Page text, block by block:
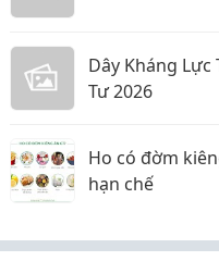
Dây Kháng Lực
Tư 2026
Ho có đờm
hạn chế